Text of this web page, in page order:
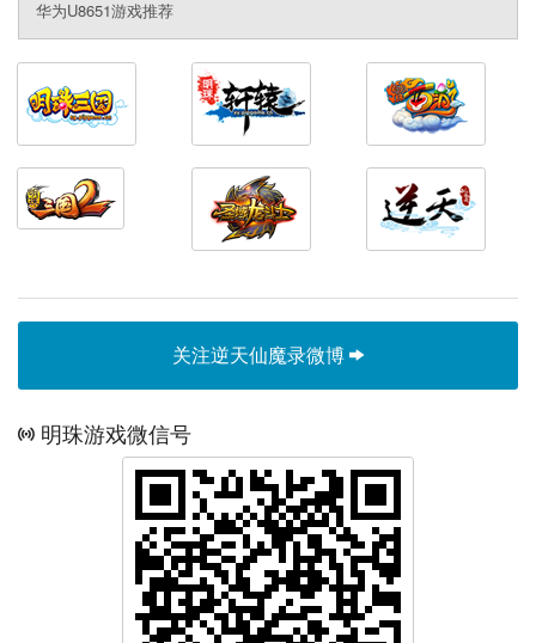
华为U8651游戏推荐
关注逆天仙魔录微博
明珠游戏微信号